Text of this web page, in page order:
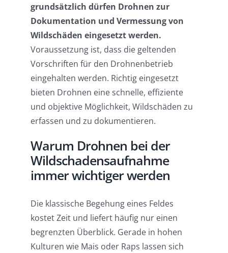
grundsätzlich dürfen Drohnen zur
Dokumentation und Vermessung von
Wildschäden eingesetzt werden.
Voraussetzung ist, dass die geltenden
Vorschriften für den Drohnenbetrieb
eingehalten werden. Richtig eingesetzt
bieten Drohnen eine schnelle, effiziente
und objektive Möglichkeit, Wildschäden zu
erfassen und zu dokumentieren.
Warum Drohnen bei der
Wildschadensaufnahme
immer wichtiger werden
Die klassische Begehung eines Feldes
kostet Zeit und liefert häufig nur einen
begrenzten Überblick. Gerade in hohen
Kulturen wie Mais oder Raps lassen sich